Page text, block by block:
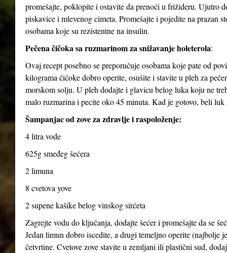
promešajte, poklopite i ostavite da prenoći u frižideru. Ujutro
piskavice i mlevenog cimeta. Promešajte i pojedite na prazan
osobama koje su rezistentne na insulin.
Pečena čičoka sa ruzmarinom za snižavanje holeterola:
Ovaj recept posebno se preporučuje osobama koje pate od
kilograma čičoke dobro operite, osušite i stavite u pleh za
morskom solju. U pleh dodajte i glavicu belog luka koju ne
malo ruzmarina i pecite oko 45 minuta. Kad je gotovo, beli
Šampanjac od zove za zdravlje i raspoloženje:
4 litra vode
625g smeđeg šećera
2 limuna
8 cvetova yove
2 supene kašike belog vinskog sirćeta
Zagrejte vodu do ključanja, dodajte šećer i promešajte da se
Jedan limun dobro iscedite, a drugi temeljno operite (najbolje
četvrtine. Cvetove zove stavite u zemljani ili plastični sud,